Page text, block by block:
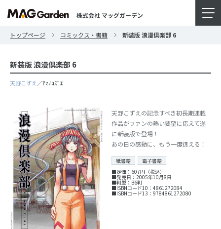
株式会社 マッグガーデン
トップページ コミックス・書籍 新装版 浪漫倶楽部 6
新装版 浪漫倶楽部 6
天野こずえ ／ｱﾏﾉｺｽﾞｴ
天野こずえの記念すべき初長期連載
作品がファンの熱い要望に応えて遂
に新装版で登場！
あの日の感動に、もう一度逢える！
紙書籍
電子書籍
■定価：607円（税込）
■発売日：2005年10月8日
■判型：B6判
■ISBNコード10：4861272084
■ISBNコード13：9784861272080